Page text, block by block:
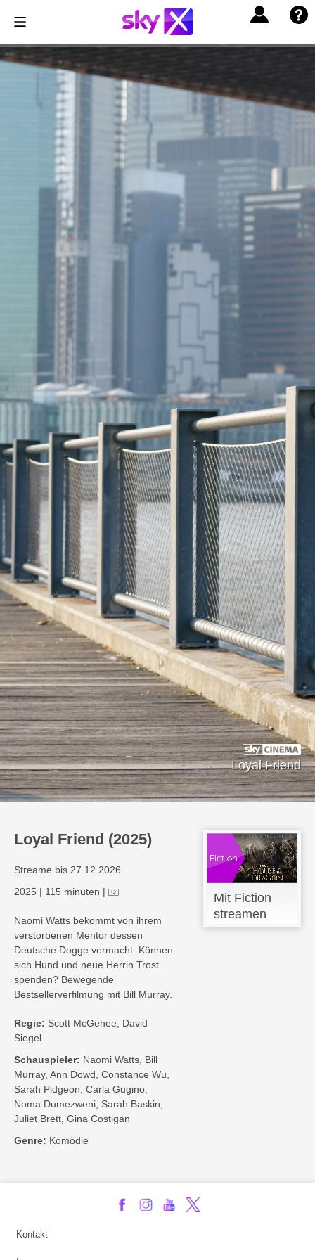
Loyal Friend
Loyal Friend (2025)
Streame bis 27.12.2026
2025 | 115 minuten |
Naomi Watts bekommt von ihrem
verstorbenen Mentor dessen
Deutsche Dogge vermacht. Können
sich Hund und neue Herrin Trost
spenden? Bewegende
Bestsellerverfilmung mit Bill Murray.
Regie: Scott McGehee, David
Siegel
Schauspieler: Naomi Watts, Bill
Murray, Ann Dowd, Constance Wu,
Sarah Pidgeon, Carla Gugino,
Noma Dumezweni, Sarah Baskin,
Juliet Brett, Gina Costigan
Genre: Komödie
Mit Fiction
streamen
Kontakt